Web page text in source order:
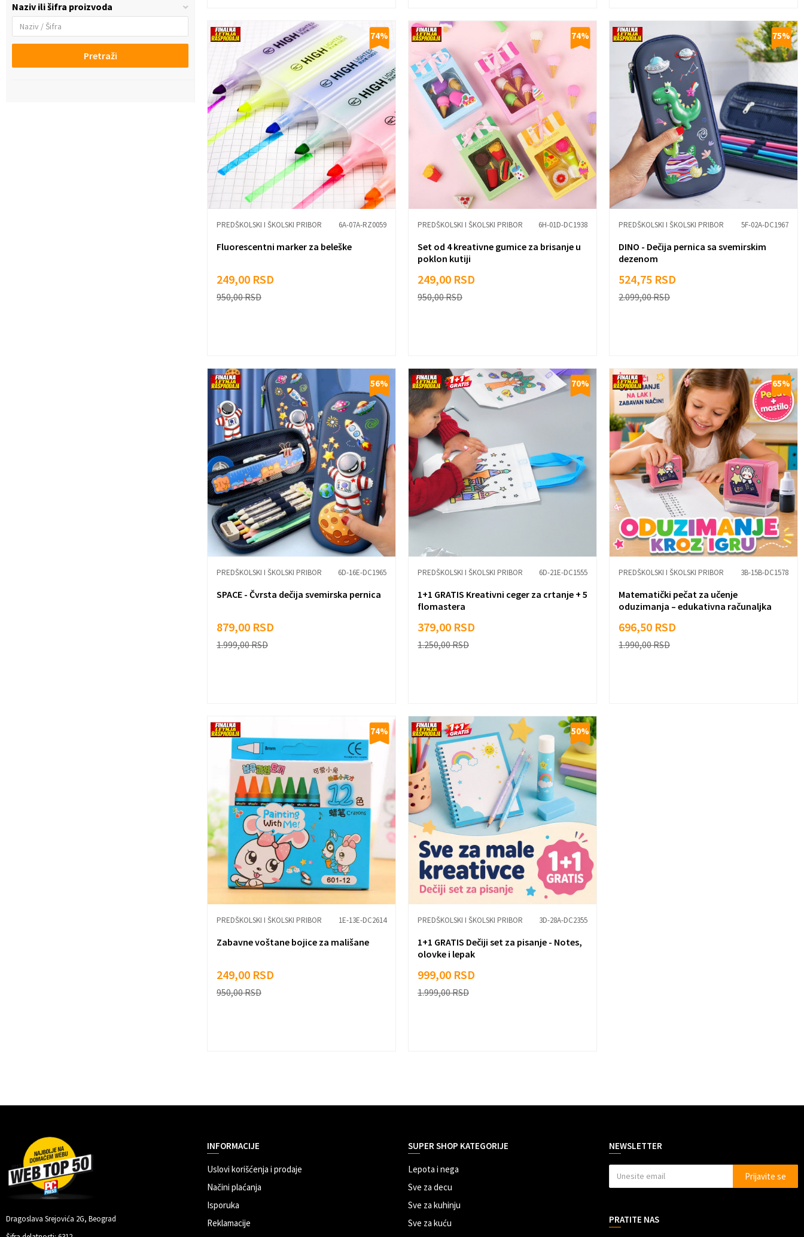
Naziv ili šifra proizvoda
Pretraži
74%
PREDŠKOLSKI I ŠKOLSKI PRIBOR 6A-07A-RZ0059
Fluorescentni marker za beleške
249,00 RSD
950,00RSD
74%
PREDŠKOLSKI I ŠKOLSKI PRIBOR 6H-01D-DC1938
Set od 4 kreativne gumice za brisanje u
poklon kutiji
249,00 RSD
950,00RSD
75%
PREDŠKOLSKI I ŠKOLSKI PRIBOR 5F-02A-DC1967
DINO - Dečija pernica sa svemirskim
dezenom
524,75 RSD
2.099,00RSD
56%
PREDŠKOLSKI I ŠKOLSKI PRIBOR 6D-16E-DC1965
SPACE - Čvrsta dečija svemirska pernica
879,00 RSD
1.999,00RSD
70%
PREDŠKOLSKI I ŠKOLSKI PRIBOR 6D-21E-DC1555
1+1 GRATIS Kreativni ceger za crtanje + 5
flomastera
379,00 RSD
1.250,00RSD
65%
PREDŠKOLSKI I ŠKOLSKI PRIBOR 3B-15B-DC1578
Matematički pečat za učenje
oduzimanja – edukativna računaljka
696,50 RSD
1.990,00RSD
74%
PREDŠKOLSKI I ŠKOLSKI PRIBOR 1E-13E-DC2614
Zabavne voštane bojice za mališane
249,00 RSD
950,00RSD
50%
PREDŠKOLSKI I ŠKOLSKI PRIBOR 3D-28A-DC2355
1+1 GRATIS Dečiji set za pisanje - Notes,
olovke i lepak
999,00 RSD
1.999,00RSD
Dragoslava Srejovića 2G, Beograd
INFORMACIJE
Uslovi korišćenja i prodaje
Načini plaćanja
Isporuka
Reklamacije
SUPER SHOP KATEGORIJE
Lepota i nega
Sve za decu
Sve za kuhinju
Sve za kuću
NEWSLETTER
Prijavite se
PRATITE NAS